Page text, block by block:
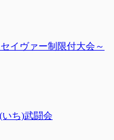
イヴァー制限付大会～
いち)武闘会